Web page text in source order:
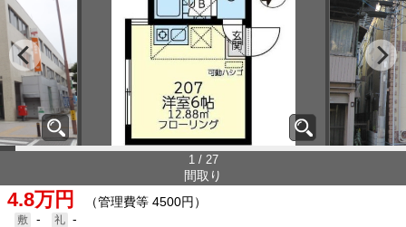
1 / 27
間取り
4.8万円 （管理費等 4500円）
-
-